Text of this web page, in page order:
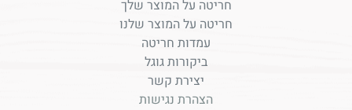
חריטה על המוצר שלך
חריטה על המוצר שלנו
עמדות חריטה
ביקורות גוגל
יצירת קשר
הצהרת נגישות